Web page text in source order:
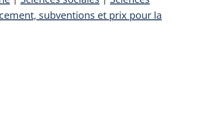
subventions et prix pour la